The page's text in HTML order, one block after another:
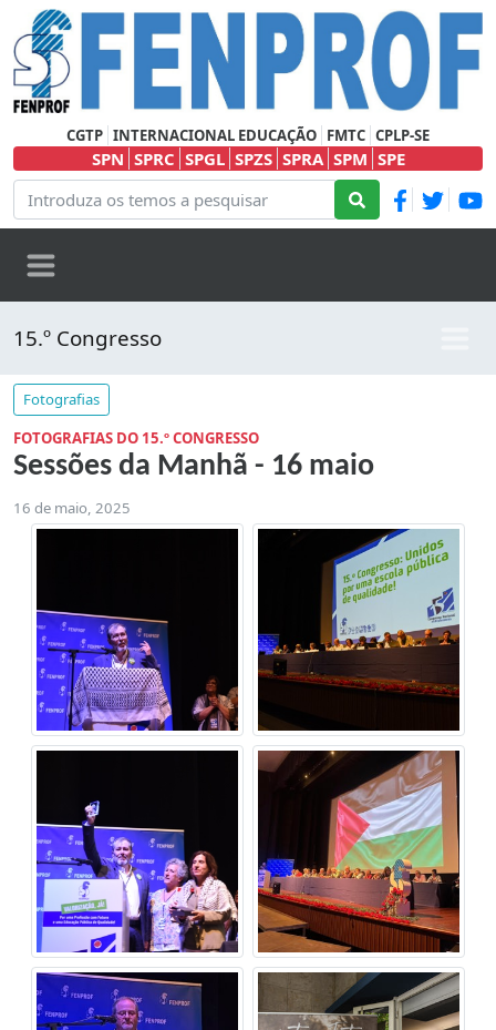
CGTP INTERNACIONAL EDUCAÇÃO FMTC CPLP-SE
SPN SPRC SPGL SPZS SPRA SPM SPE
15.º Congresso
Fotografias
FOTOGRAFIAS DO 15.º CONGRESSO
Sessões da Manhã - 16 maio
16 de maio, 2025